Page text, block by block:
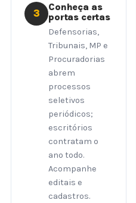
3
Conheça as
portas certas
Defensorias,
Tribunais, MP e
Procuradorias
abrem
processos
seletivos
periódicos;
escritórios
contratam o
ano todo.
Acompanhe
editais e
cadastros.